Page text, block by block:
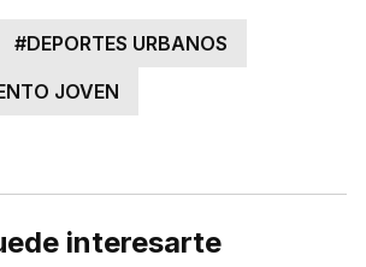
#DEPORTES URBANOS
JOVEN
interesarte